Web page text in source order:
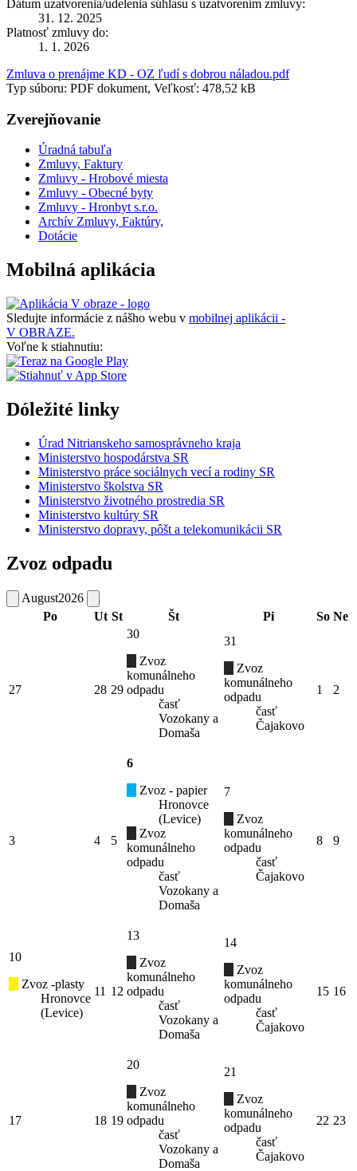
Dátum uzatvorenia/udelenia súhlasu s uzatvorením zmluvy:
31. 12. 2025
Platnosť zmluvy do:
1. 1. 2026
Zmluva o prenájme KD - OZ ľudí s dobrou náladou.pdf
Typ súboru: PDF dokument, Veľkosť: 478,52 kB
Zverejňovanie
Úradná tabuľa
Zmluvy, Faktury
Zmluvy - Hrobové miesta
Zmluvy - Obecné byty
Zmluvy - Hronbyt s.r.o.
Archív Zmluvy, Faktúry,
Dotácie
Mobilná aplikácia
Sledujte informácie z nášho webu v mobilnej aplikácii -
V OBRAZE.
Voľne k stiahnutiu:
Dóležité linky
Úrad Nitrianskeho samosprávneho kraja
Ministerstvo hospodárstva SR
Ministerstvo práce sociálnych vecí a rodiny SR
Ministerstvo školstva SR
Ministerstvo životného prostredia SR
Ministerstvo kultúry SR
Ministerstvo dopravy, pôšt a telekomunikácii SR
Zvoz odpadu
August2026
Po
Ut St Št Pi So Ne
27 28 29
30
Zvoz
komunálneho
odpadu
časť
Vozokany a
Domaša
31
Zvoz
komunálneho
odpadu
časť
Čajakovo
1 2
3 4 5
6
Zvoz - papier
Hronovce
(Levice)
Zvoz
komunálneho
odpadu
časť
Vozokany a
Domaša
7
Zvoz
komunálneho
odpadu
časť
Čajakovo
8 9
10
Zvoz -plasty
Hronovce
(Levice)
11 12
13
Zvoz
komunálneho
odpadu
časť
Vozokany a
Domaša
14
Zvoz
komunálneho
odpadu
časť
Čajakovo
15 16
17 18 19
20
Zvoz
komunálneho
odpadu
časť
Vozokany a
Domaša
21
Zvoz
komunálneho
odpadu
časť
Čajakovo
22 23